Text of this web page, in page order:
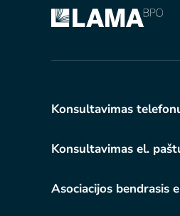
Konsultavimas
Konsultavimas el.
Asociacijos bendrasis